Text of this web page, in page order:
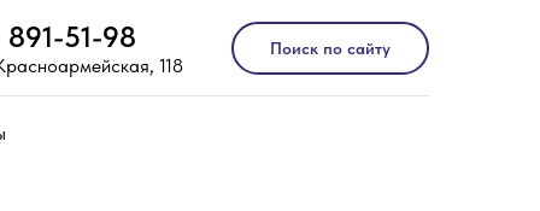
51-98
118
Поиск по сайту